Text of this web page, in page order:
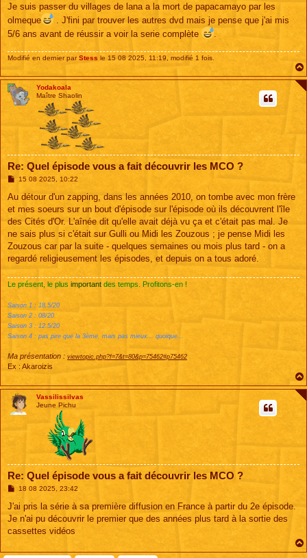
Je suis passer du villages de lana a la mort de papacamayo par les
olmeque
. J'fini par trouver les autres dvd mais je pense que j'ai mis
5/6 ans avant de réussir a voir la serie complète
Modifié en dernier parStess le 15 08 2025, 11:19, modifié 1 fois.
Yodakoala
Maître Shaolin
Re: Quel épisode vous a fait découvrir les MCO ?
M
s
a
g
15 08 2025, 10:22
Au détour d'un zapping, dans les années 2010, on tombe avec mon frère
et mes soeurs sur un bout d'épisode sur l'épisode où ils découvrent l'île
des Cités d'Or. L'aînée dit qu'elle avait déjà vu ça et c'était pas mal. Je
ne sais plus si c'était sur Gulli ou Midi les Zouzous ; je pense Midi les
Zouzous car par la suite - quelques semaines ou mois plus tard - on a
regardé religieusement les épisodes, et depuis on a tous adoré.
Le présent, le plus important des temps. Profitons-en !
Saison 1 : 18.5/20
Saison 2 : 08/20
Saison 3 : 12.5/20
Saison 4 : pas pire que la 3ème, mais pas mieux... quoique...
Ma présentation : viewtopic.php?f=7&t=80&p=75462#p75462
Ex : Akaroizis
Vassilissilvas
Jeune Pichu
Re: Quel épisode vous a fait découvrir les MCO ?
M
s
a
g
18 08 2025, 23:42
J'ai pris la série à sa première diffusion en France à partir du 2e épisode.
Je n'ai pu découvrir le premier que des années plus tard à la sortie des
cassettes vidéos